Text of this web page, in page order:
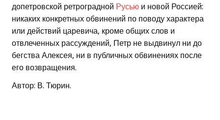
допетровской ретроградной Русью и новой Россией:
никаких конкретных обвинений по поводу характера
или действий царевича, кроме общих слов и
отвлеченных рассуждений, Петр не выдвинул ни до
бегства Алексея, ни в публичных обвинениях после
его возвращения.
Автор: В. Тюрин.